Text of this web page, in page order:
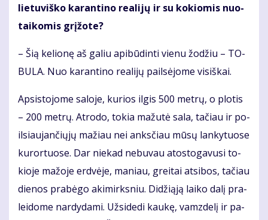
lie­tu­viš­ko ka­ran­ti­no re­a­li­jų ir su ko­kio­mis nuo­
tai­ko­mis grį­žo­te?
– Šią ke­lio­nę aš ga­liu api­bū­din­ti vie­nu žo­džiu – TO­
BU­LA. Nuo ka­ran­ti­no re­a­li­jų pail­sė­jo­me vi­siš­kai.
Ap­si­sto­jo­me sa­lo­je, ku­rios il­gis 500 met­rų, o plo­tis
– 200 met­rų. At­ro­do, to­kia ma­žu­tė sa­la, ta­čiau ir po­
il­siau­jan­čių­jų ma­žiau nei anks­čiau mū­sų lan­ky­tuo­se
ku­ror­tuo­se. Dar nie­kad ne­bu­vau atos­to­ga­vu­si to­
kio­je ma­žo­je erd­vė­je, ma­niau, grei­tai at­si­bos, ta­čiau
die­nos pra­bė­go aki­mirks­niu. Di­dži­ą­ją lai­ko da­lį pra­
lei­do­me nar­dy­da­mi. Už­si­de­di kau­kę, vamz­de­lį ir pa­